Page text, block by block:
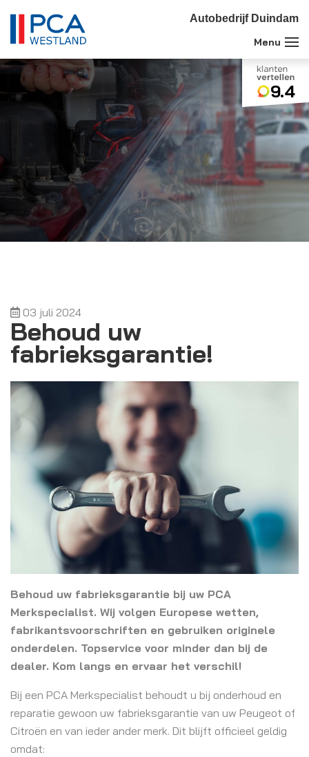
Autobedrijf Duindam
9.4
03 juli 2024
Behoud uw
fabrieksgarantie!
Behoud uw fabrieksgarantie bij uw PCA
Merkspecialist. Wij volgen Europese wetten,
fabrikantsvoorschriften en gebruiken originele
onderdelen. Topservice voor minder dan bij de
dealer. Kom langs en ervaar het verschil!
Bij een PCA Merkspecialist behoudt u bij onderhoud en
reparatie gewoon uw fabrieksgarantie van uw Peugeot of
Citroën en van ieder ander merk. Dit blijft officieel geldig
omdat: